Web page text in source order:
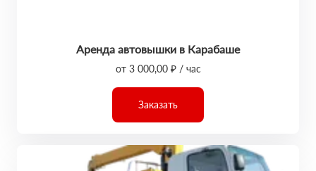
Аренда автовышки в Карабаше
от 3 000,00 ₽ / час
Заказать